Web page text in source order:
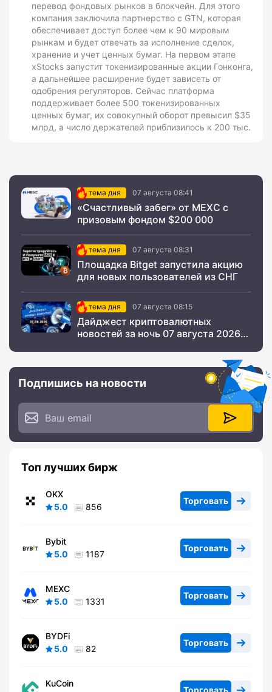
перевод фондовых рынков в блокчейн. Для этого
компания заключила партнерство с GTN, которая
обеспечивает доступ более чем к 90 мировым
рынкам и будет отвечать за исполнение сделок,
хранение и учет ценных бумаг. На первом этапе
xStocks запустит токенизированные акции Гонконга,
а дальнейшее расширение будет зависеть от
одобрения регуляторов. Сейчас платформа
поддерживает более 500 токенизированных
ценных бумаг, их совокупный оборот превысил $35
млрд, а число держателей приблизилось к 200 тыс.
тема дня 07 августа 08:41
«Счастливый забег» от MEXC с
призовым фондом $200 000
тема дня 07 августа 08:31
Площадка Bitget запустила акцию
для новых пользователей из СНГ
тема дня 07 августа 08:15
Дайджест криптовалютных
новостей за ночь 07 августа 2026
Подпишись на новости
Топ лучших бирж
OKX
5.0
856
Торговать
Bybit
5.0
1187
Торговать
MEXC
5.0
1331
Торговать
BYDFi
5.0
82
Торговать
KuCoin
Торговать